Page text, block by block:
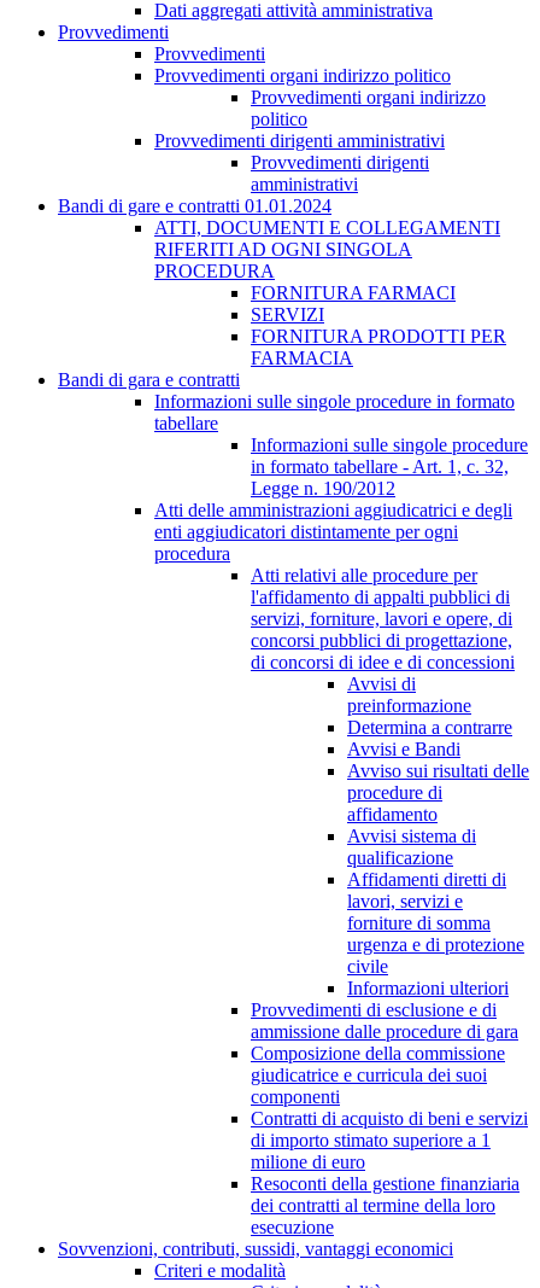
Dati aggregati attività amministrativa
Provvedimenti
Provvedimenti
Provvedimenti organi indirizzo politico
Provvedimenti organi indirizzo
politico
Provvedimenti dirigenti amministrativi
Provvedimenti dirigenti
amministrativi
Bandi di gare e contratti 01.01.2024
ATTI, DOCUMENTI E COLLEGAMENTI
RIFERITI AD OGNI SINGOLA
PROCEDURA
FORNITURA FARMACI
SERVIZI
FORNITURA PRODOTTI PER
FARMACIA
Bandi di gara e contratti
Informazioni sulle singole procedure in formato
tabellare
Informazioni sulle singole procedure
in formato tabellare - Art. 1, c. 32,
Legge n. 190/2012
Atti delle amministrazioni aggiudicatrici e degli
enti aggiudicatori distintamente per ogni
procedura
Atti relativi alle procedure per
l'affidamento di appalti pubblici di
servizi, forniture, lavori e opere, di
concorsi pubblici di progettazione,
di concorsi di idee e di concessioni
Avvisi di
preinformazione
Determina a contrarre
Avvisi e Bandi
Avviso sui risultati delle
procedure di
affidamento
Avvisi sistema di
qualificazione
Affidamenti diretti di
lavori, servizi e
forniture di somma
urgenza e di protezione
civile
Informazioni ulteriori
Provvedimenti di esclusione e di
ammissione dalle procedure di gara
Composizione della commissione
giudicatrice e curricula dei suoi
componenti
Contratti di acquisto di beni e servizi
di importo stimato superiore a 1
milione di euro
Resoconti della gestione finanziaria
dei contratti al termine della loro
esecuzione
Sovvenzioni, contributi, sussidi, vantaggi economici
Criteri e modalità